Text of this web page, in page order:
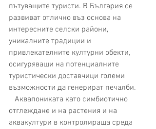
пътуващите туристи. В България се
развиват отлично въз основа на
интересните селски райони,
уникалните традиции и
привлекателните културни обекти,
осигуряващи на потенциалните
туристически доставчици големи
възможности да генерират печалби.
отглеждане и на растения и на
аквакултури в контролираща среда